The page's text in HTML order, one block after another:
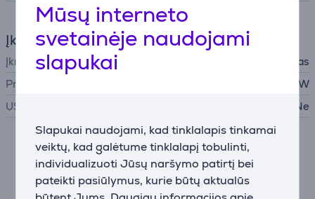
Mūsų interneto
svetainėje naudojami
slapukai
Slapukai naudojami, kad tinklalapis tinkamai
veiktų, kad galėtume tinklalapį tobulinti,
individualizuoti Jūsų naršymo patirtį bei
pateikti pasiūlymus, kurie būtų aktualūs
Įkroviklis
Įkroviklis
į komplektą neįtrauktas
Privaloma įkroviklio galia
2,5 - 10 W
USB PD
Ne
Aprašymas
Lengvai įskaitomas ekranas